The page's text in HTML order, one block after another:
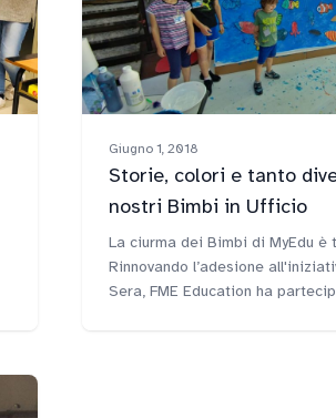
Giugno 1, 2018
Storie, colori e tanto
nostri Bimbi in Ufficio
La ciurma dei Bimbi di MyEdu è
Rinnovando l’adesione
Sera, FME Education ha